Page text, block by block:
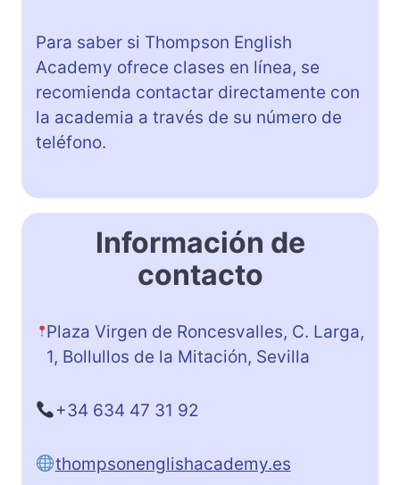
Para saber si Thompson English
Academy ofrece clases en línea, se
recomienda contactar directamente con
la academia a través de su número de
teléfono.
Información de
contacto
Plaza Virgen de Roncesvalles, C. Larga,
1, Bollullos de la Mitación, Sevilla
+34 634 47 31 92
thompsonenglishacademy.es